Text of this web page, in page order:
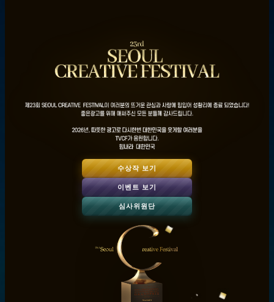
수상작 보기
이벤트 보기
심사위원단